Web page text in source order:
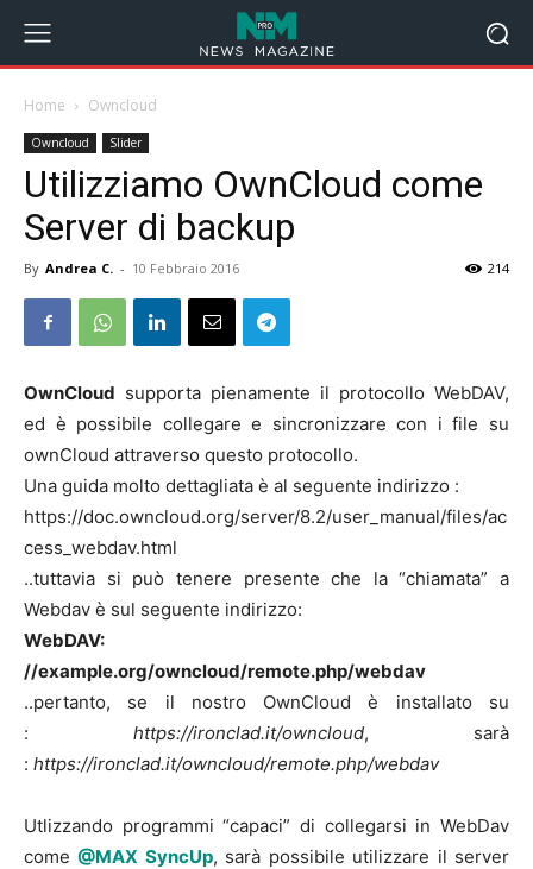
Home Owncloud
Owncloud Slider
Utilizziamo OwnCloud come
Server di backup
By Andrea C. - 10 Febbraio 2016 214
OwnCloud supporta pienamente il protocollo WebDAV,
ed è possibile collegare e sincronizzare con i file su
ownCloud attraverso questo protocollo.
Una guida molto dettagliata è al seguente indirizzo :
https://doc.owncloud.org/server/8.2/user_manual/files/ac
cess_webdav.html
..tuttavia si può tenere presente che la “chiamata” a
Webdav è sul seguente indirizzo:
WebDAV:
//example.org/owncloud/remote.php/webdav
..pertanto, se il nostro OwnCloud è installato su
: https://ironclad.it/owncloud, sarà
: https://ironclad.it/owncloud/remote.php/webdav
Utlizzando programmi “capaci” di collegarsi in WebDav
come@MAX SyncUp, sarà possibile utilizzare il server